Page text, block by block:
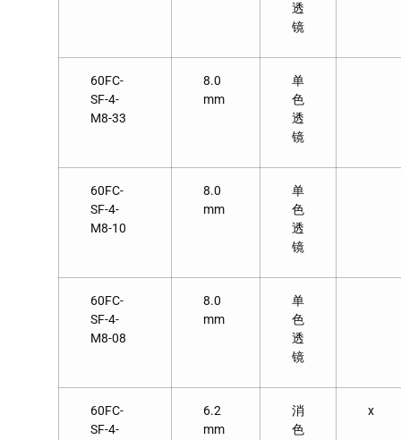
透
镜
60FC-
SF-4-
M8-33
8.0
mm
单
色
透
镜
60FC-
SF-4-
M8-10
8.0
mm
单
色
透
镜
60FC-
SF-4-
M8-08
8.0
mm
单
色
透
镜
60FC-
SF-4-
6.2
mm
消
色
x